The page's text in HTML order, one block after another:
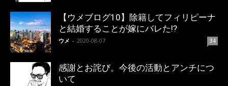
【ウメブログ10】除籍してフィリピーナ
と結婚することが嫁にバレた!?
ウメ - 2020-08-07 34
感謝とお詫び。今後の活動とアンチにつ
いて